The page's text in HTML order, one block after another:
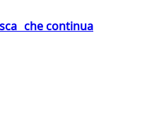
che continua